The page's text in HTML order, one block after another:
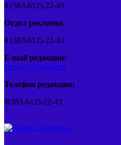
8 (383-612)-22-43
Отдел рекламы:
8 (383-612)-22-43
E-mail редакции:
barvest20@mail.ru
Телефон редакции:
8(383-612)-22-43